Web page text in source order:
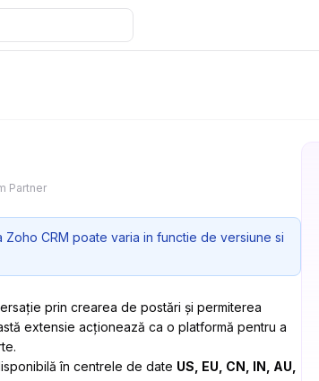
Partner
CRM poate varia in functie de versiune si
prin crearea de postări și permiterea
extensie acționează ca o platformă pentru a
în centrele de date US, EU, CN, IN, AU,